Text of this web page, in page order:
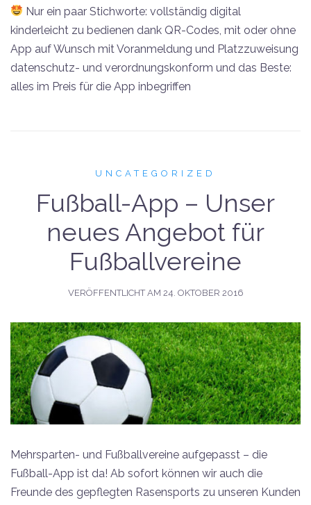
Nur ein paar Stichworte: vollständig digital
kinderleicht zu bedienen dank QR-Codes, mit oder ohne
App auf Wunsch mit Voranmeldung und Platzzuweisung
datenschutz- und verordnungskonform und das Beste:
alles im Preis für die App inbegriffen
UNCATEGORIZED
Fußball-App – Unser
neues Angebot für
Fußballvereine
VERÖFFENTLICHT AM 24. OKTOBER 2016
Mehrsparten- und Fußballvereine aufgepasst – die
Fußball-App ist da! Ab sofort können wir auch die
Freunde des gepflegten Rasensports zu unseren Kunden